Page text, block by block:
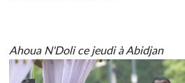
Ahoua N'Doli ce jeudi à Abidjan